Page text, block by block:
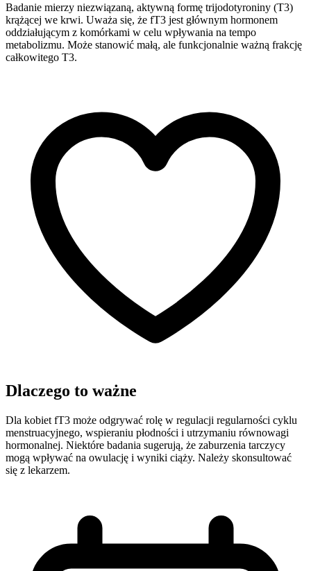
Badanie mierzy niezwiązaną, aktywną formę trijodotyroniny (T3)
krążącej we krwi. Uważa się, że fT3 jest głównym hormonem
oddziałującym z komórkami w celu wpływania na tempo
metabolizmu. Może stanowić małą, ale funkcjonalnie ważną frakcję
całkowitego T3.
Dlaczego to ważne
Dla kobiet fT3 może odgrywać rolę w regulacji regularności cyklu
menstruacyjnego, wspieraniu płodności i utrzymaniu równowagi
hormonalnej. Niektóre badania sugerują, że zaburzenia tarczycy
mogą wpływać na owulację i wyniki ciąży. Należy skonsultować
się z lekarzem.